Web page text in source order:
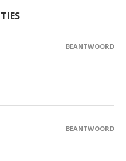
BEANTWOORD
BEANTWOORD